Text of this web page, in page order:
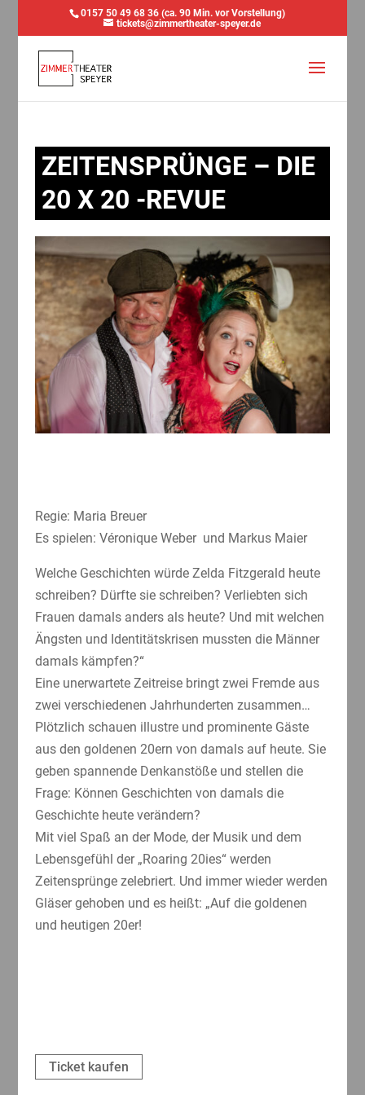
0157 50 49 68 36 (ca. 90 Min. vor Vorstellung)
tickets@zimmertheater-speyer.de
ZEITENSPRÜNGE – DIE
20 X 20 -REVUE
Regie: Maria Breuer
Es spielen: Véronique Weber und Markus Maier
Welche Geschichten würde Zelda Fitzgerald heute
schreiben? Dürfte sie schreiben? Verliebten sich
Frauen damals anders als heute? Und mit welchen
Ängsten und Identitätskrisen mussten die Männer
damals kämpfen?“
Eine unerwartete Zeitreise bringt zwei Fremde aus
zwei verschiedenen Jahrhunderten zusammen…
Plötzlich schauen illustre und prominente Gäste
aus den goldenen 20ern von damals auf heute. Sie
geben spannende Denkanstöße und stellen die
Frage: Können Geschichten von damals die
Geschichte heute verändern?
Mit viel Spaß an der Mode, der Musik und dem
Lebensgefühl der „Roaring 20ies“ werden
Zeitensprünge zelebriert. Und immer wieder werden
Gläser gehoben und es heißt: „Auf die goldenen
und heutigen 20er!
Ticket kaufen